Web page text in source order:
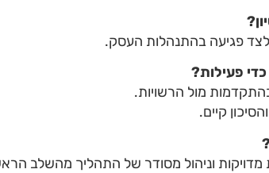
?
לצד פגיעה בהתנהלות העסק.
פעילות?
מול הרשויות.
קיים.
מדויקות וניהול מסודר של התהליך מהשלב